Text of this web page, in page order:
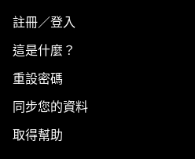
註冊／登入
這是什麼？
重設密碼
同步您的資料
取得幫助